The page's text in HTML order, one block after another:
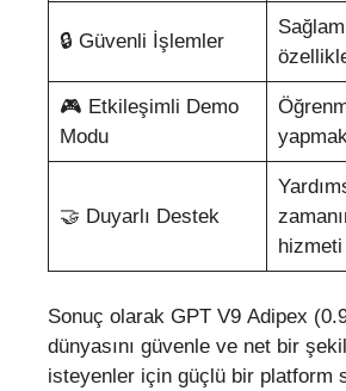
🔒 Güvenli İşlemler
🎮 Etkileşimli Demo
Modu
🤝 Duyarlı Destek
hizmeti
Sonuç olarak GPT V9 Adipex
dünyasını güvenle ve net bir
isteyenler için güçlü bir platform